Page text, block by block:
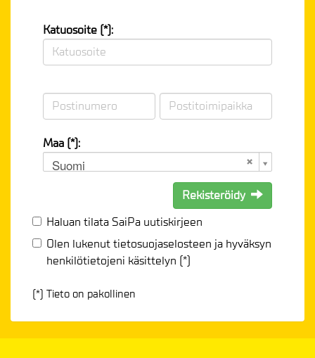
Katuosoite (*):
Maa (*):
Suomi
Rekisteröidy
Haluan tilata SaiPa uutiskirjeen
Olen lukenuttietosuojaselosteen ja hyväksyn
henkilötietojeni käsittelyn (*)
(*) Tieto on pakollinen